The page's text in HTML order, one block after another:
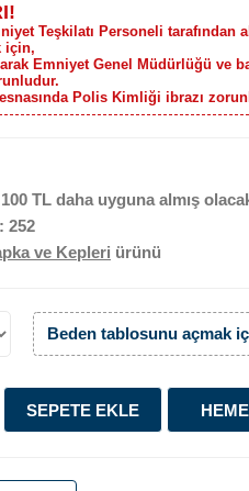
Teşkilatı Personeli tarafından
için,
Emniyet Genel Müdürlüğü ve
Polis Kimliği ibrazı
100 TL daha uyguna almış
252
ve Kepleri ürünü
Beden tablosunu açmak
SEPETE EKLE